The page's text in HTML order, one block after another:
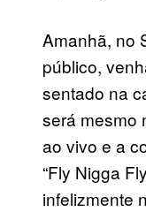
Amanhã, no
público,
sentado na
será mesmo
ao vivo e a
“Fly Nigga
infelizmente